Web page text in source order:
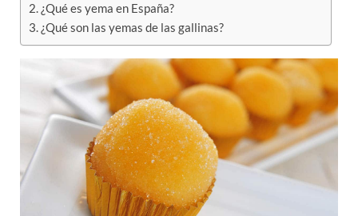
¿Qué es yema en España?
¿Qué son las yemas de las gallinas?